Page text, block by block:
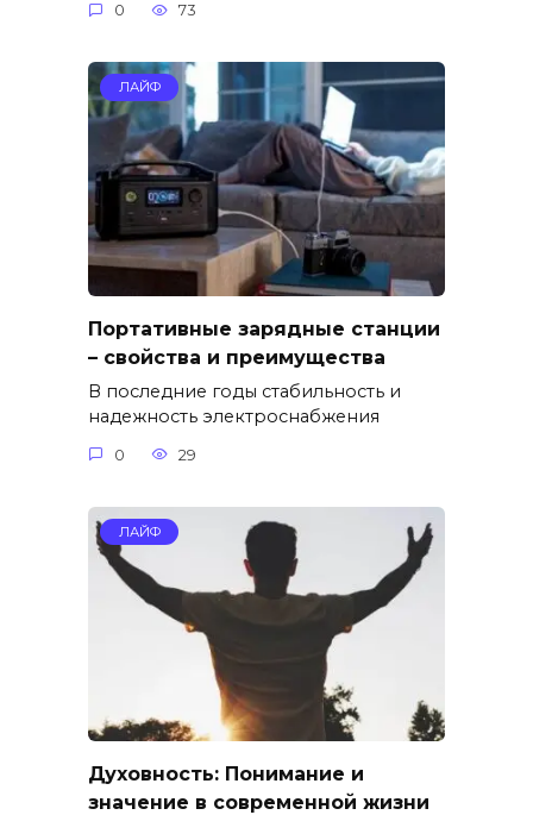
0 73
ЛАЙФ
Портативные зарядные станции
– свойства и преимущества
В последние годы стабильность и
надежность электроснабжения
0 29
ЛАЙФ
Духовность: Понимание и
значение в современной жизни